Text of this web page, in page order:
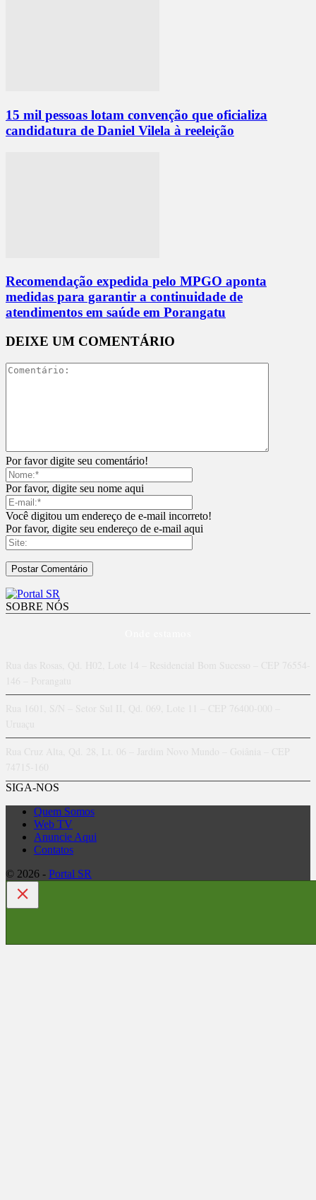
15 mil pessoas lotam convenção que oficializa
candidatura de Daniel Vilela à reeleição
Recomendação expedida pelo MPGO aponta
medidas para garantir a continuidade de
atendimentos em saúde em Porangatu
DEIXE UM COMENTÁRIO
Por favor digite seu comentário!
Por favor, digite seu nome aqui
Você digitou um endereço de e-mail incorreto!
Por favor, digite seu endereço de e-mail aqui
SOBRE NÓS
SIGA-NOS
Quem Somos
Web TV
Anuncie Aqui
Contatos
© 2026 - Portal SR